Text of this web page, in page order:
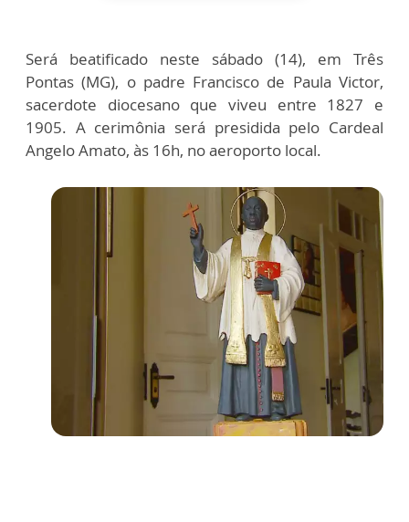
Será beatificado neste sábado (14), em Três
Pontas (MG), o padre Francisco de Paula Victor,
sacerdote diocesano que viveu entre 1827 e
1905. A cerimônia será presidida pelo Cardeal
Angelo Amato, às 16h, no aeroporto local.